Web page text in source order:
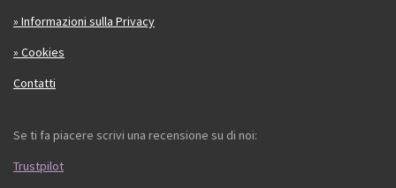
» Informazioni sulla Privacy
» Cookies
Contatti
Se ti fa piacere scrivi una recensione su di noi:
Trustpilot